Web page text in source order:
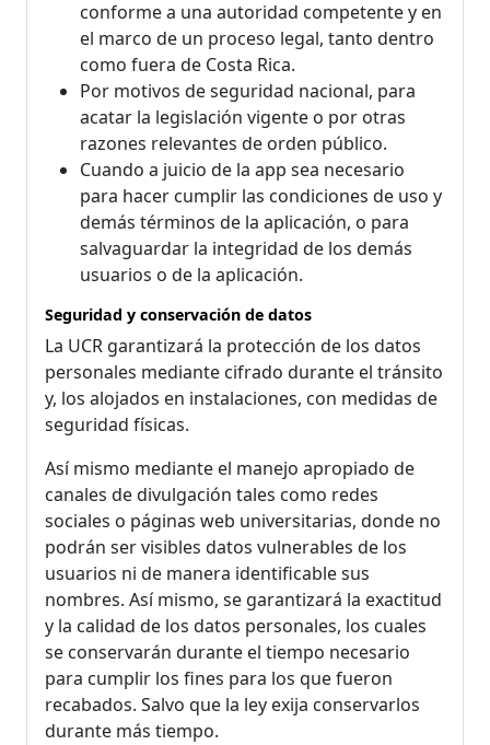
conforme a una autoridad competente y en
el marco de un proceso legal, tanto dentro
como fuera de Costa Rica.
Por motivos de seguridad nacional, para
acatar la legislación vigente o por otras
razones relevantes de orden público.
Cuando a juicio de la app sea necesario
para hacer cumplir las condiciones de uso y
demás términos de la aplicación, o para
salvaguardar la integridad de los demás
usuarios o de la aplicación.
Seguridad y conservación de datos
La UCR garantizará la protección de los datos
personales mediante cifrado durante el tránsito
y, los alojados en instalaciones, con medidas de
seguridad físicas.
Así mismo mediante el manejo apropiado de
canales de divulgación tales como redes
sociales o páginas web universitarias, donde no
podrán ser visibles datos vulnerables de los
usuarios ni de manera identificable sus
nombres. Así mismo, se garantizará la exactitud
y la calidad de los datos personales, los cuales
se conservarán durante el tiempo necesario
para cumplir los fines para los que fueron
recabados. Salvo que la ley exija conservarlos
durante más tiempo.